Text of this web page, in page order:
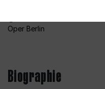
Oper Berlin
Biographie